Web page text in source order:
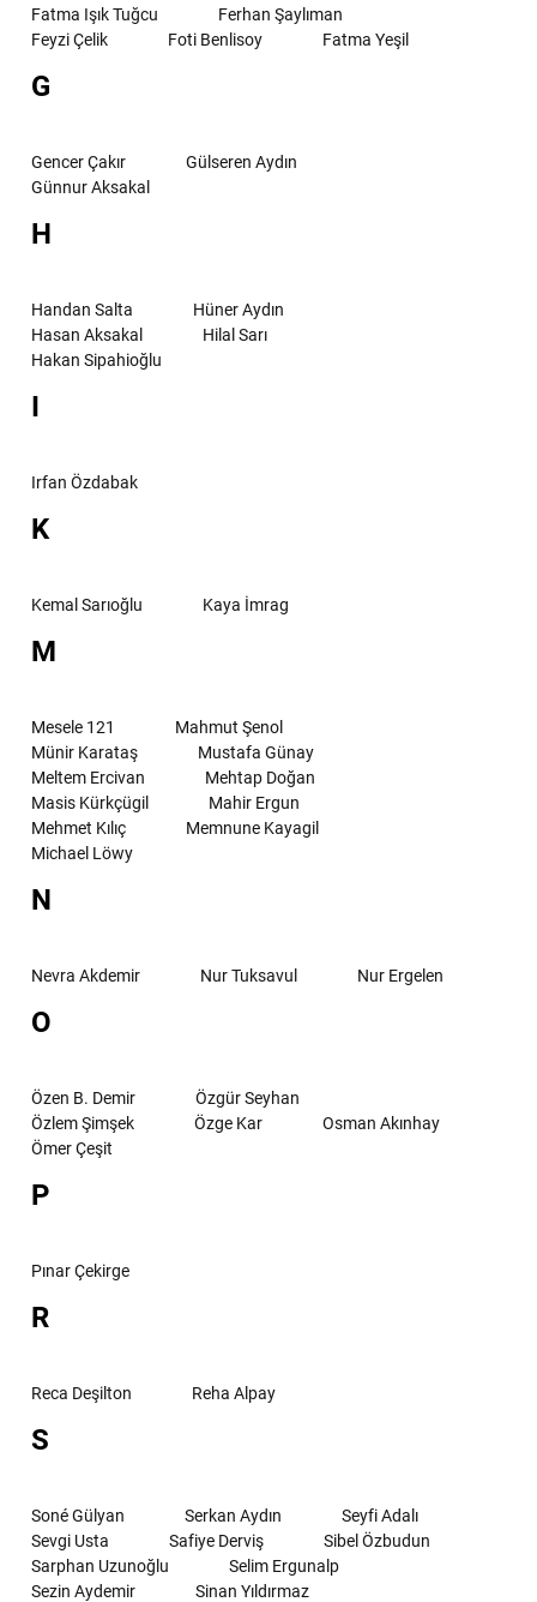
Fatma Işık Tuğcu
Ferhan Şaylıman
Feyzi Çelik
Foti Benlisoy Fatma Yeşil
G
Gencer Çakır
Gülseren Aydın
Günnur Aksakal
H
Handan Salta
Hüner Aydın
Hasan Aksakal
Hilal Sarı
Hakan Sipahioğlu
I
Irfan Özdabak
K
Kemal Sarıoğlu Kaya İmrag
M
Mesele 121
Mahmut Şenol
Münir Karataş
Mustafa Günay
Meltem Ercivan
Mehtap Doğan
Masis Kürkçügil
Mahir Ergun
Mehmet Kılıç
Memnune Kayagil
Michael Löwy
N
Nevra Akdemir Nur Tuksavul Nur Ergelen
O
Özen B. Demir
Özgür Seyhan
Özlem Şimşek
Özge Kar
Osman Akınhay
Ömer Çeşit
P
Pınar Çekirge
R
Reca Deşilton Reha Alpay
S
Soné Gülyan Serkan Aydın
Seyfi Adalı
Sevgi Usta
Safiye Derviş
Sibel Özbudun
Sarphan Uzunoğlu
Selim Ergunalp
Sezin Aydemir
Sinan Yıldırmaz